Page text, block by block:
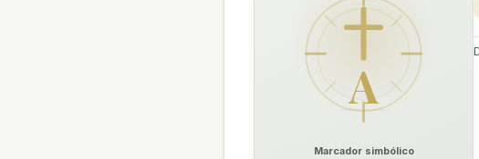
A
Marcador simbólico